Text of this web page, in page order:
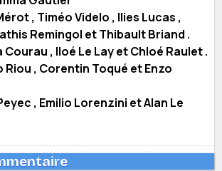
, Timéo Videlo , Ilies Lucas ,
Remingol et Thibault Briand .
Courau , Iloé Le Lay et Chloé Raulet .
Riou , Corentin Toqué et Enzo
, Emilio Lorenzini et Alan Le